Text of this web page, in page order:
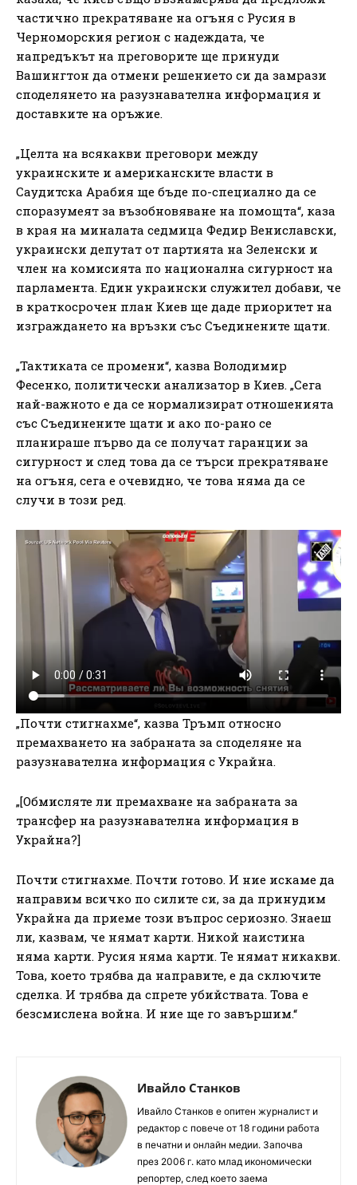
частично прекратяване на огъня с Русия в
Черноморския регион с надеждата, че
напредъкът на преговорите ще принуди
Вашингтон да отмени решението си да замрази
споделянето на разузнавателна информация и
доставките на оръжие.
„Целта на всякакви преговори между
украинските и американските власти в
Саудитска Арабия ще бъде по-специално да се
споразумеят за възобновяване на помощта“, каза
в края на миналата седмица Федир Вениславски,
украински депутат от партията на Зеленски и
член на комисията по национална сигурност на
парламента. Един украински служител добави, че
в краткосрочен план Киев ще даде приоритет на
изграждането на връзки със Съединените щати.
„Тактиката се промени“, казва Володимир
Фесенко, политически анализатор в Киев. „Сега
най-важното е да се нормализират отношенията
със Съединените щати и ако по-рано се
планираше първо да се получат гаранции за
сигурност и след това да се търси прекратяване
на огъня, сега е очевидно, че това няма да се
случи в този ред.
„Почти стигнахме“, казва Тръмп относно
премахването на забраната за споделяне на
разузнавателна информация с Украйна.
„[Обмисляте ли премахване на забраната за
трансфер на разузнавателна информация в
Украйна?]
Почти стигнахме. Почти готово. И ние искаме да
направим всичко по силите си, за да принудим
Украйна да приеме този въпрос сериозно. Знаеш
ли, казвам, че нямат карти. Никой наистина
няма карти. Русия няма карти. Те нямат никакви.
Това, което трябва да направите, е да сключите
сделка. И трябва да спрете убийствата. Това е
безсмислена война. И ние ще го завършим.“
Ивайло Станков
Ивайло Станков е опитен журналист и
редактор с повече от 18 години работа
в печатни и онлайн медии. Започва
през 2006 г. като млад икономически
репортер, след което заема